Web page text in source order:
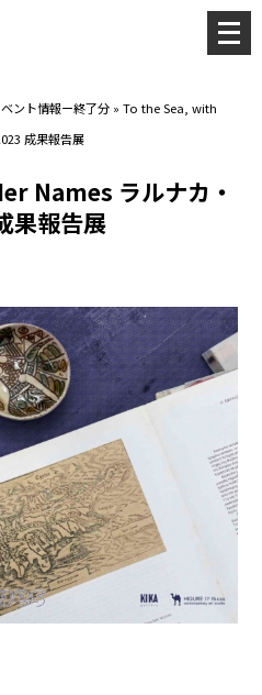
ント情報ー終了分 »To the Sea, with
成果報告展
Names ラルナカ・
果報告展
メ
ニ
ー